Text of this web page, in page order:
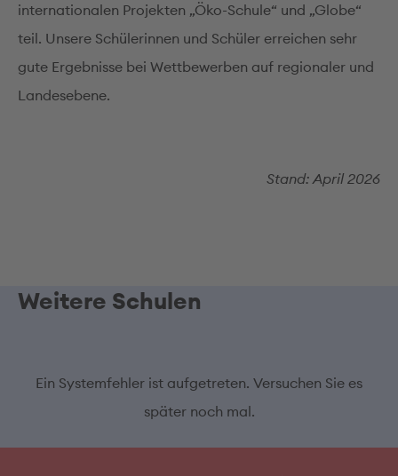
internationalen Projekten „Öko-Schule“ und „Globe“
teil. Unsere Schülerinnen und Schüler erreichen sehr
gute Ergebnisse bei Wettbewerben auf regionaler und
Landesebene.
Stand: April 2026
Weitere Schulen
Ein Systemfehler ist aufgetreten. Versuchen Sie es
später noch mal.